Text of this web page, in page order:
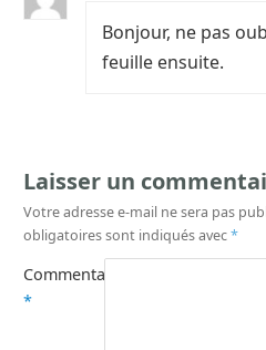
Bonjour, ne pas
feuille ensuite.
Laisser un
Votre adresse e-mail ne sera pas
obligatoires sont indiqués avec*
Commentaire
*